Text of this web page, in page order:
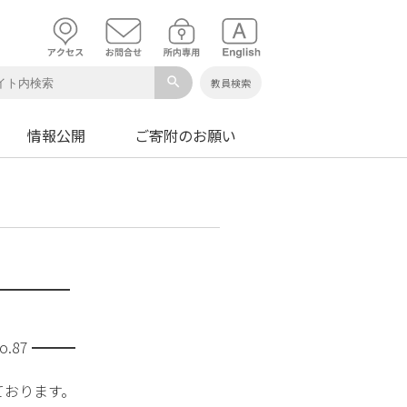
search 教員検索
情報公開 ご寄附のお願い
━━━
ります。